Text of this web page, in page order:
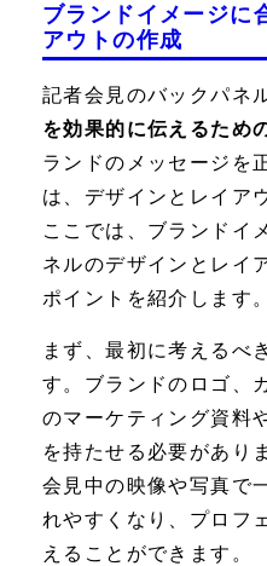
ブランドイメージに
アウトの作成
記者会見のバックパネ
を効果的に伝えるため
ランドのメッセージを
は、デザインとレイア
ここでは、ブランドイ
ネルのデザインとレイ
ポイントを紹介します。
まず、最初に考えるべ
す。ブランドのロゴ、
のマーケティング資料
を持たせる必要があり
会見中の映像や写真で
れやすくなり、プロフ
えることができます。